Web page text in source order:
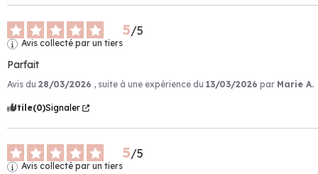
5/5
Avis collecté par un tiers
Parfait
Avis du 28/03/2026 , suite à une expérience du 13/03/2026 par Marie A.
Utile(0)Signaler
5/5
Avis collecté par un tiers